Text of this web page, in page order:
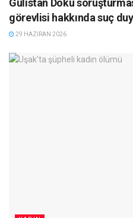
Gülistan Doku
görevlisi hakkında suç
29 HAZIRAN 2026